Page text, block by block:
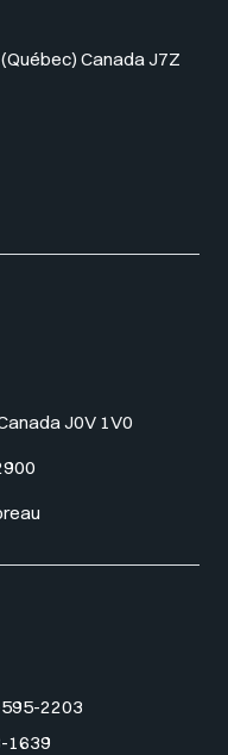
Canada J7Z
J0V 1V0
2203
1639